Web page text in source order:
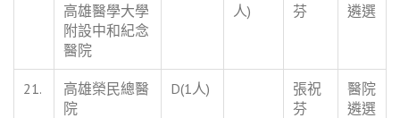
高雄醫學大學
附設中和紀念
醫院
人)
芬
遴選
21.
高雄榮民總醫
院
D(1人)
張祝
芬
醫院
遴選